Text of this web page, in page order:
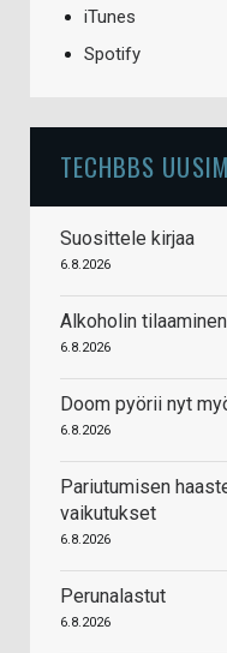
iTunes
Spotify
TECHBBS
Suosittele kirjaa
6.8.2026
Alkoholin
6.8.2026
Doom pyörii nyt
6.8.2026
Pariutumisen
vaikutukset
6.8.2026
Perunalastut
6.8.2026